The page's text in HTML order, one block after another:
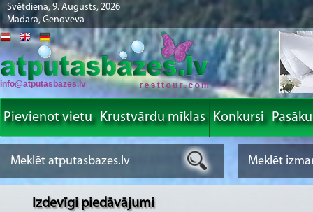
Svētdiena, 9. Augusts, 2026
Madara, Genoveva
info@atputasbazes.lv
Pievienot vietu Krustvārdu mīklas Konkursi
Izdevīgi piedāvājumi